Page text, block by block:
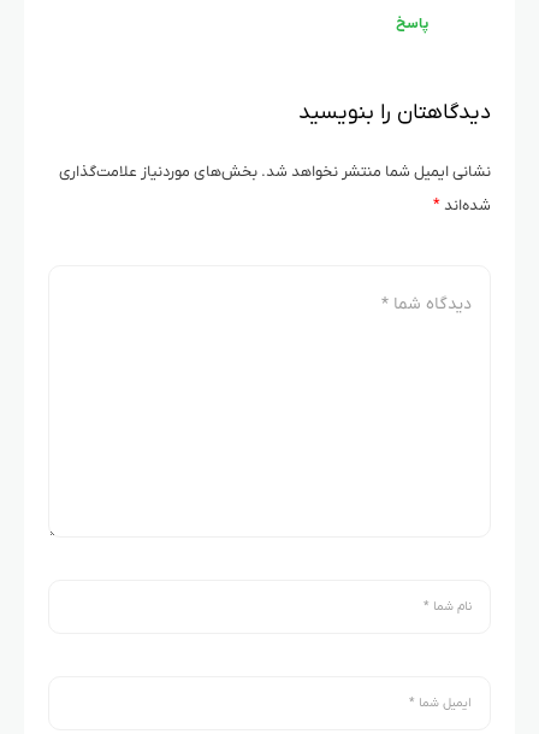
پاسخ
دیدگاهتان را بنویسید
نشانی ایمیل شما منتشر نخواهد شد. بخش‌های موردنیاز علامت‌گذاری
شده‌اند*